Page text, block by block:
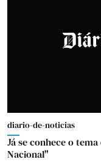
diario-de-noticias
Já se conhece o
Nacional"